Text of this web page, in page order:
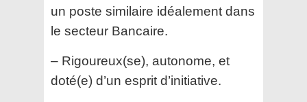
un poste similaire idéalement dans
le secteur Bancaire.
– Rigoureux(se), autonome, et
doté(e) d’un esprit d’initiative.